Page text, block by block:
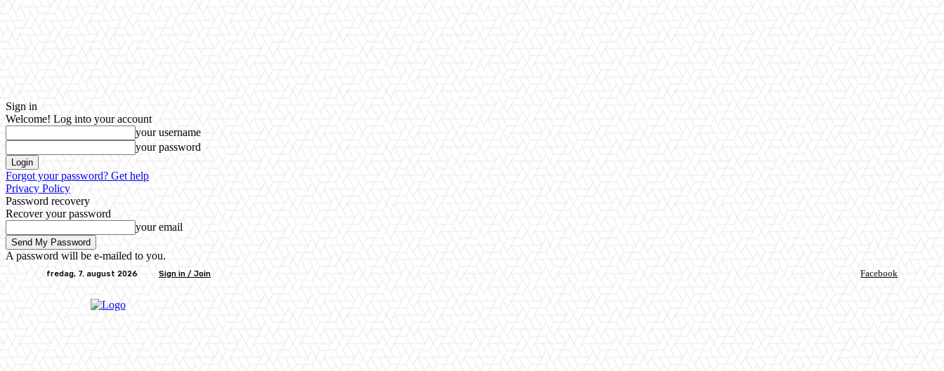
Sign in
Welcome! Log into your account
your username
your password
Forgot your password? Get help
Privacy Policy
Password recovery
Recover your password
your email
A password will be e-mailed to you.
fredag, 7. august 2026 Sign in / Join Facebook